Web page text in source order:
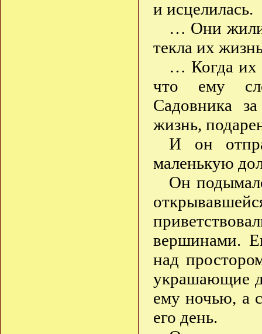
и исцелилась.
… Они жили
текла их
… Когда их
что ему
Садовника
жизнь,
И он
маленькую
Он
вершинами.
над
украшающие
ему ночью, а
его день.